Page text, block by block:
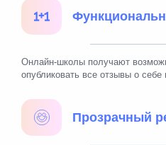
Онлайн-школы получают
опубликовать все отзывы о себе
Прозрачный